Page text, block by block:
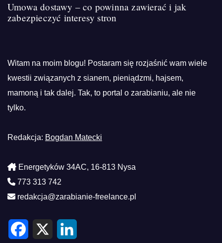
Umowa dostawy – co powinna zawierać i jak
zabezpieczyć interesy stron
Witam na moim blogu! Postaram się rozjaśnić wam wiele
kwestii związanych z sianem, pieniądzmi, hajsem,
mamoną i tak dalej. Tak, to portal o zarabianiu, ale nie
tylko.
Redakcja: Bogdan Matecki
Energetyków 34AC, 16-813 Nysa
773 313 742
redakcja@zarabianie-freelance.pl
F
X